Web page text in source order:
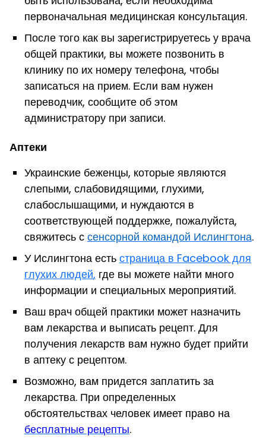
первоначальная медицинская консультация.
После того как вы зарегистрируетесь у врача
общей практики, вы можете позвонить в
клинику по их номеру телефона, чтобы
записаться на прием. Если вам нужен
переводчик, сообщите об этом
администратору при записи.
Аптеки
Украинскиебеженцы, которые являются
слепыми, слабовидящими, глухими,
слабослышащими, и нуждаются в
соответствующей поддержке, пожалуйста,
свяжитесь с сенсорной командой Ислингтона.
У Ислингтона есть страница в Facebook для
глухих людей, где вы можете найти много
информации и специальных мероприятий.
Ваш врач общей практики может назначить
вам лекарства и выписать рецепт. Для
получения лекарств вам нужно будет прийти
в аптеку с рецептом.
Возможно, вам придется заплатить за
лекарства. При определенных
обстоятельствахчеловекимеет право на
бесплатные рецепты.